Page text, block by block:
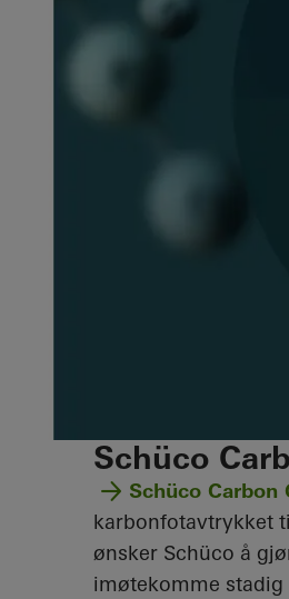
Schüco
Schüco Carbon
karbonfotavtrykket
ønsker Schüco å
imøtekomme